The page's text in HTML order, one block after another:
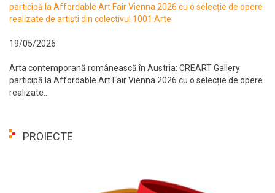
participă la Affordable Art Fair Vienna 2026 cu o selecție de opere
realizate de artiști din colectivul 1001 Arte
19/05/2026
Arta contemporană românească în Austria: CREART Gallery
participă la Affordable Art Fair Vienna 2026 cu o selecție de opere
realizate...
PROIECTE